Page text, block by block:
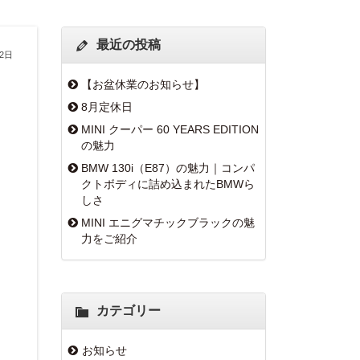
日
最近の投稿
【お盆休業のお知らせ】
8月定休日
MINI クーパー 60 YEARS EDITION
の魅力
BMW 130i（E87）の魅力｜コンパ
クトボディに詰め込まれたBMWら
しさ
MINI エニグマチックブラックの魅
力をご紹介
カテゴリー
お知らせ